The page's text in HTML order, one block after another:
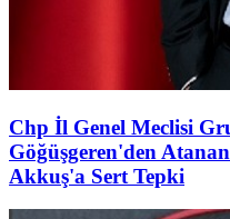
Chp İl Genel Meclisi
Göğüşgeren'den
Akkuş'a Sert Tepki